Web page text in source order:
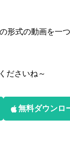
形式の動画を一
ださいね～
無料ダウンロ